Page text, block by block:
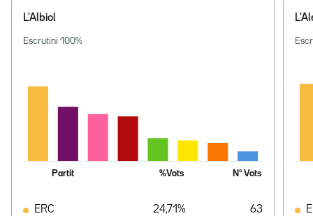
L'Albiol
Escrutini 100%
Partit %Vots Nº Vots
ERC 24,71% 63